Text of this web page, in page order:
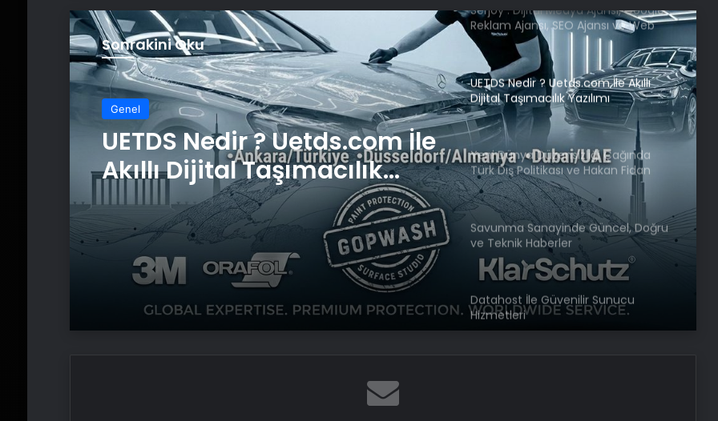
Sonrakini Oku
Genel
UETDS Nedir ? Uetds.com İle
Akıllı Dijital Taşımacılık
Yazılımı
Genel
Yeni Dünya Düzensizliği
Çağında Türk Dış Politikası
ve Hakan Fidan Faktörü
UETDS Nedir ? Uetds.com İle Akıllı
Dijital Taşımacılık Yazılımı
Yeni Dünya Düzensizliği Çağında
Türk Dış Politikası ve Hakan Fidan
Faktörü
Savunma Sanayinde Güncel, Doğru
ve Teknik Haberler
Datahost İle Güvenilir Sunucu
Hizmetleri
Katarsis Etkinliği Başkentte Yapıldı